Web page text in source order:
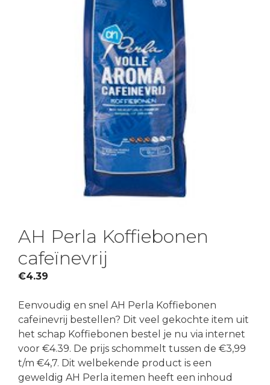
AH Perla Koffiebonen
cafeïnevrij
€4.39
Eenvoudig en snel AH Perla Koffiebonen
cafeïnevrij bestellen? Dit veel gekochte item uit
het schap Koffiebonen bestel je nu via internet
voor €4.39. De prijs schommelt tussen de €3,99
t/m €4,7. Dit welbekende product is een
geweldig AH Perla itemen heeft een inhoud